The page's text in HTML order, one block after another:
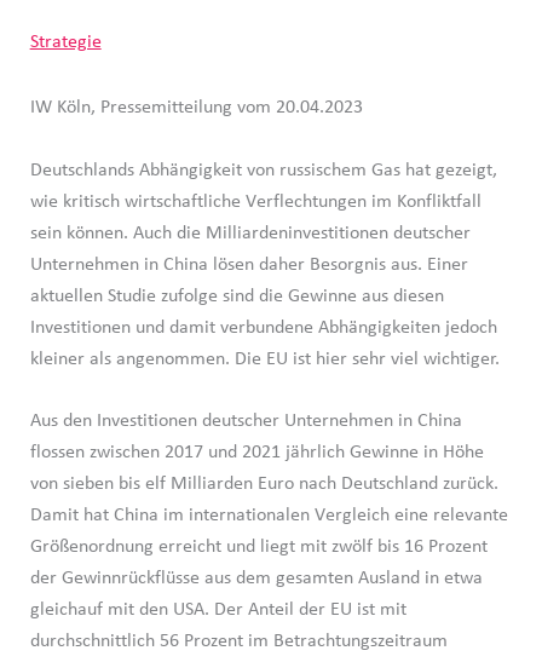
Strategie
IW Köln, Pressemitteilung vom 20.04.2023
Deutschlands Abhängigkeit von russischem Gas hat gezeigt,
wie kritisch wirtschaftliche Verflechtungen im Konfliktfall
sein können. Auch die Milliardeninvestitionen deutscher
Unternehmen in China lösen daher Besorgnis aus. Einer
aktuellen Studie zufolge sind die Gewinne aus diesen
Investitionen und damit verbundene Abhängigkeiten jedoch
kleiner als angenommen. Die EU ist hier sehr viel wichtiger.
Aus den Investitionen deutscher Unternehmen in China
flossen zwischen 2017 und 2021 jährlich Gewinne in Höhe
von sieben bis elf Milliarden Euro nach Deutschland zurück.
Damit hat China im internationalen Vergleich eine relevante
Größenordnung erreicht und liegt mit zwölf bis 16 Prozent
der Gewinnrückflüsse aus dem gesamten Ausland in etwa
gleichauf mit den USA. Der Anteil der EU ist mit
durchschnittlich 56 Prozent im Betrachtungszeitraum